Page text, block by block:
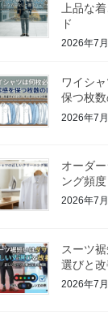
上品な
ド
2026年7
ワイシ
保つ枚
2026年7
オーダ
ング頻
2026年7
スーツ
選びと
2026年7